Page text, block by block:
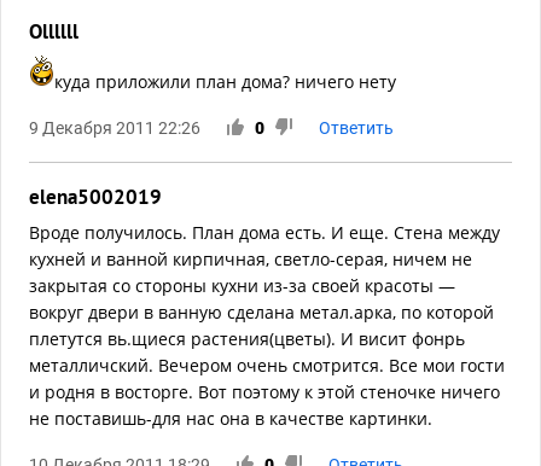
Ollllll
куда приложили план дома? ничего нету
9 Декабря 2011 22:26 0 Ответить
elena5002019
Вроде получилось. План дома есть. И еще. Стена между
кухней и ванной кирпичная, светло-серая, ничем не
закрытая со стороны кухни из-за своей красоты —
вокруг двери в ванную сделана метал.арка, по которой
плетутся вь.щиеся растения(цветы). И висит фонрь
металличский. Вечером очень смотрится. Все мои гости
и родня в восторге. Вот поэтому к этой стеночке ничего
не поставишь-для нас она в качестве картинки.